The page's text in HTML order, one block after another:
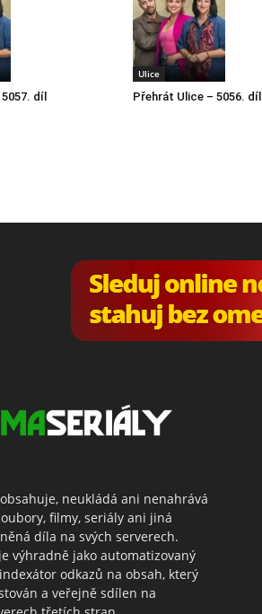
díl
Ulice
Přehrát Ulice – 5056. díl
neukládá ani nenahrává
filmy, seriály ani jiná
díla na svých serverech.
výhradně jako automatizovaný
odkazů na obsah, který
a veřejně sdílen na